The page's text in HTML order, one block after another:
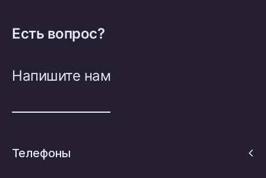
Есть вопрос?
Напишите нам
Телефоны